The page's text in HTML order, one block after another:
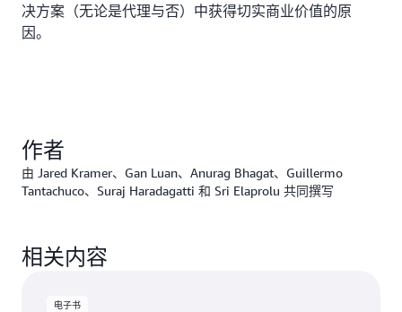
决方案（无论是代理与否）中获得切实商业价值的原
因。
作者
由 Jared Kramer、Gan Luan、Anurag Bhagat、Guillermo
Tantachuco、Suraj Haradagatti 和 Sri Elaprolu 共同撰写
相关内容
电子书